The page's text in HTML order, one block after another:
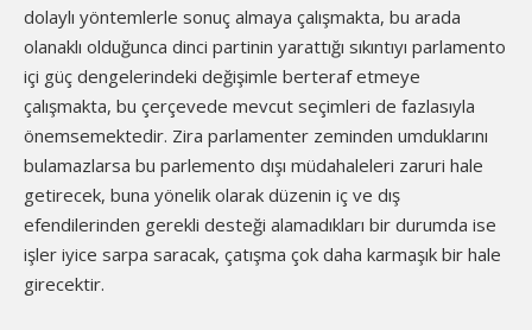
dolaylı yöntemlerle sonuç almaya çalışmakta, bu arada
olanaklı olduğunca dinci partinin yarattığı sıkıntıyı parlamento
içi güç dengelerindeki değişimle berteraf etmeye
çalışmakta, bu çerçevede mevcut seçimleri de fazlasıyla
önemsemektedir. Zira parlamenter zeminden umduklarını
bulamazlarsa bu parlemento dışı müdahaleleri zaruri hale
getirecek, buna yönelik olarak düzenin iç ve dış
efendilerinden gerekli desteği alamadıkları bir durumda ise
işler iyice sarpa saracak, çatışma çok daha karmaşık bir hale
girecektir.